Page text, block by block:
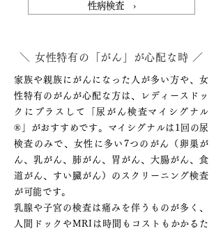
性病検査 ›
＼ 女性特有の「がん」が心配な時 ／
家族や親族にがんになった人が多い方や、女
性特有のがんが心配な方は、レディースドッ
クにプラスして「尿がん検査マイシグナル
®」がおすすめです。マイシグナルは1回の尿
検査のみで、女性に多い7つのがん（卵巣が
ん、乳がん、肺がん、胃がん、大腸がん、食
道がん、すい臓がん）のスクリーニング検査
が可能です。
乳腺や子宮の検査は痛みを伴うものが多く、
人間ドックやMRIは時間もコストもかかるた